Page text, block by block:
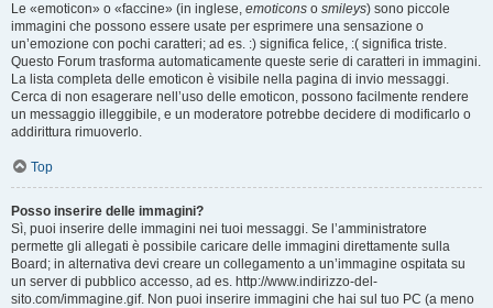
Le «emoticon» o «faccine» (in inglese, emoticons o smileys) sono piccole
immagini che possono essere usate per esprimere una sensazione o
un’emozione con pochi caratteri; ad es. :) significa felice, :( significa triste.
Questo Forum trasforma automaticamente queste serie di caratteri in immagini.
La lista completa delle emoticon è visibile nella pagina di invio messaggi.
Cerca di non esagerare nell’uso delle emoticon, possono facilmente rendere
un messaggio illeggibile, e un moderatore potrebbe decidere di modificarlo o
addirittura rimuoverlo.
Top
Posso inserire delle immagini?
Sì, puoi inserire delle immagini nei tuoi messaggi. Se l’amministratore
permette gli allegati è possibile caricare delle immagini direttamente sulla
Board; in alternativa devi creare un collegamento a un’immagine ospitata su
un server di pubblico accesso, ad es. http://www.indirizzo-del-
sito.com/immagine.gif. Non puoi inserire immagini che hai sul tuo PC (a meno